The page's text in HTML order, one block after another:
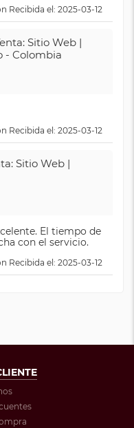
Recibida el: 2025-03-12
Sitio Web |
- Colombia
Recibida el: 2025-03-12
Sitio Web |
El tiempo de
con el servicio.
Recibida el: 2025-03-12